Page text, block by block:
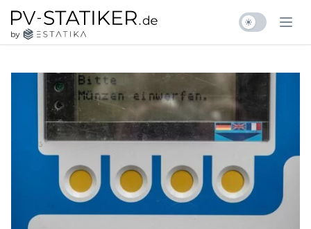
pv-statiker.de by ESTATIKA